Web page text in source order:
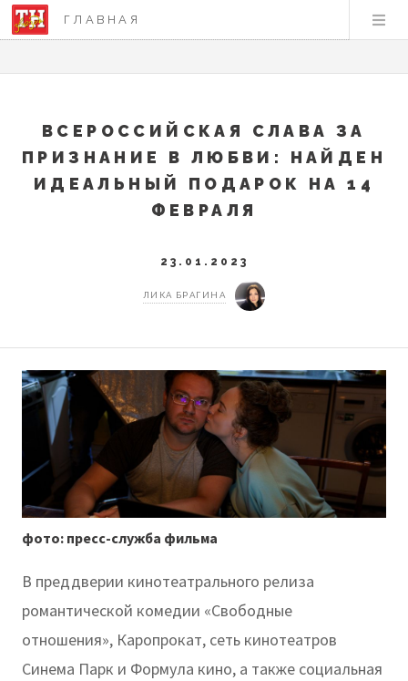
ГЛАВНАЯ
ВСЕРОССИЙСКАЯ СЛАВА ЗА
ПРИЗНАНИЕ В ЛЮБВИ: НАЙДЕН
ИДЕАЛЬНЫЙ ПОДАРОК НА 14
ФЕВРАЛЯ
23.01.2023
ЛИКА БРАГИНА
фото: пресс-служба фильма
В преддверии кинотеатрального релиза
романтической комедии «Свободные
отношения», Каропрокат, сеть кинотеатров
Синема Парк и Формула кино, а также социальная